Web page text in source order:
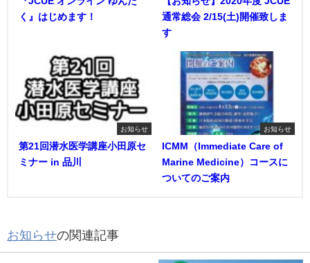
く』はじめます！
通常総会 2/15(土)開催致しま
す
お知らせ
第21回潜水医学講座小田原セ
ミナー in 品川
お知らせ
ICMM（Immediate Care of
Marine Medicine）コースに
ついてのご案内
お知らせの関連記事